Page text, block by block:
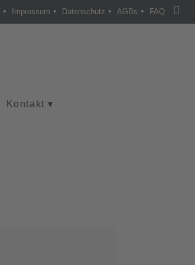
• Impressum • Datenschutz • AGBs • FAQ
Kontakt ▾